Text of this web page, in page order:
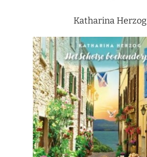
Katharina Herzog